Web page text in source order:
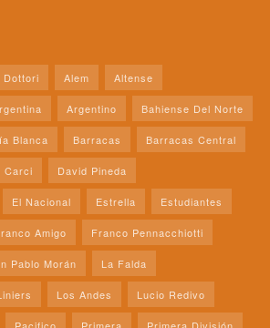
Dottori Alem Altense
Argentino Bahiense Del Norte
Blanca Barracas Barracas Central
Carci David Pineda
El Nacional Estrella Estudiantes
Amigo Franco Pennacchiotti
Pablo Morán La Falda
Los Andes Lucio Redivo
Pacifico Primera Primera División